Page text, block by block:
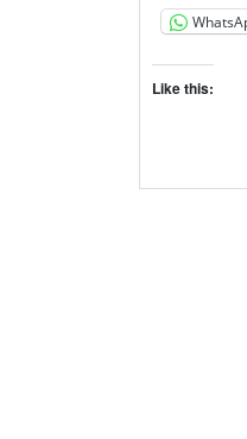
Like this: